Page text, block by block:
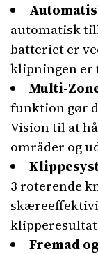
automatisk
batteriet er
klipningen
Multi-
funktion gør
Vision til at
områder og
3 roterende
Fremad